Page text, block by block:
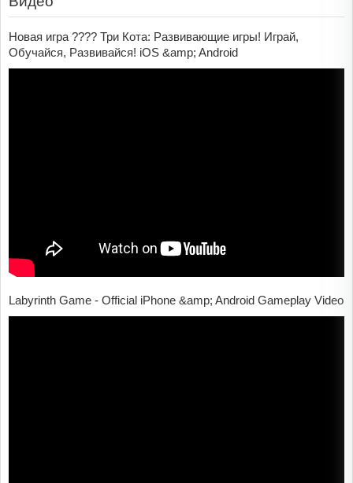
Новая игра ???? Три Кота: Развивающие игры! Играй,
Обучайся, Развивайся! iOS &amp; Android
Labyrinth Game - Official iPhone &amp; Android Gameplay Video